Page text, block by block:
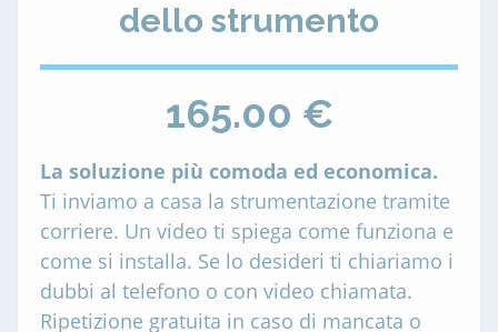
dello strumento
165.00 €
La soluzione più comoda ed economica.
Ti inviamo a casa la strumentazione tramite
corriere. Un video ti spiega come funziona e
come si installa. Se lo desideri ti chiariamo i
dubbi al telefono o con video chiamata.
Ripetizione gratuita in caso di mancata o